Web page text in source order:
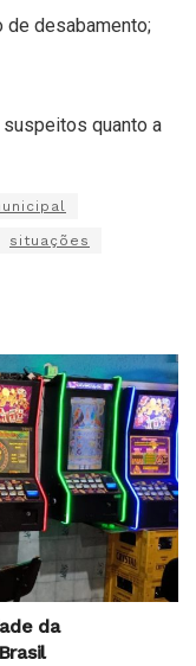
desabamento;
quanto a
situações
da